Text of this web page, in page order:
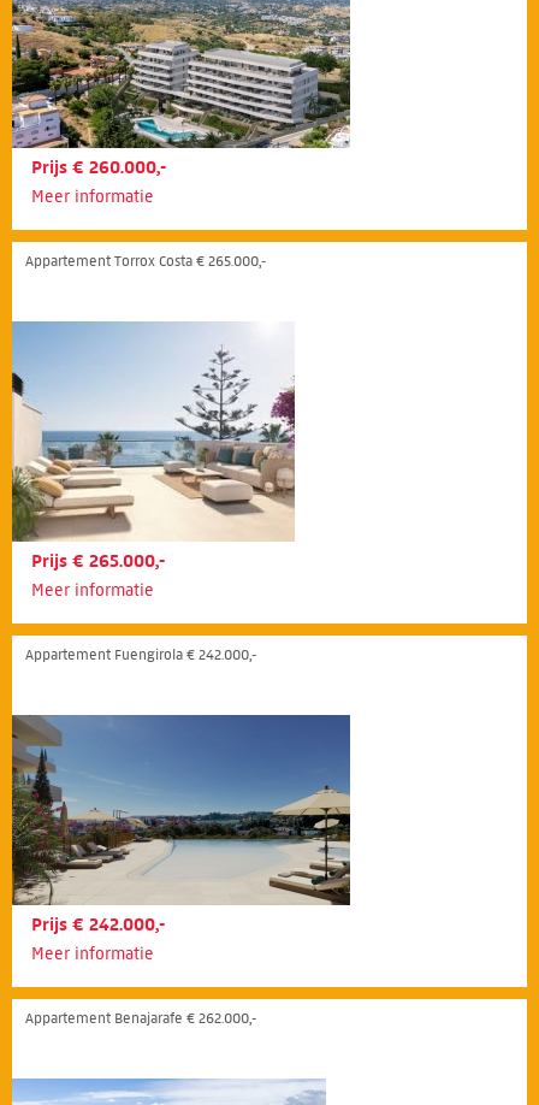
Prijs € 260.000,-
Meer informatie
Appartement Torrox Costa € 265.000,-
Prijs € 265.000,-
Meer informatie
Appartement Fuengirola € 242.000,-
Prijs € 242.000,-
Meer informatie
Appartement Benajarafe € 262.000,-